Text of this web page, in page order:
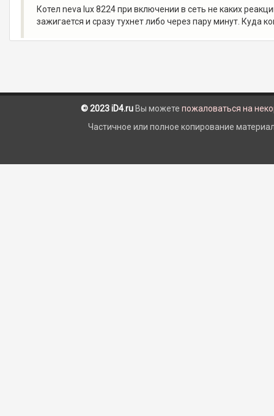
Котел neva lux 8224 при включении в сеть не каких
зажигается и сразу тухнет либо через пару минут. Куда
© 2023 iD4.ru Вы можете пожаловаться на
Частичное или полное копирование